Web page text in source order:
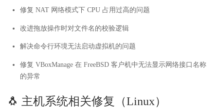
修复 NAT 网络模式下 CPU 占用过高的问题
改进拖放操作时对文件名的校验逻辑
解决命令行环境无法启动虚拟机的问题
修复 VBoxManage 在 FreeBSD 客户机中无法显示网络接口名称
的异常
🐧 主机系统相关修复（Linux）